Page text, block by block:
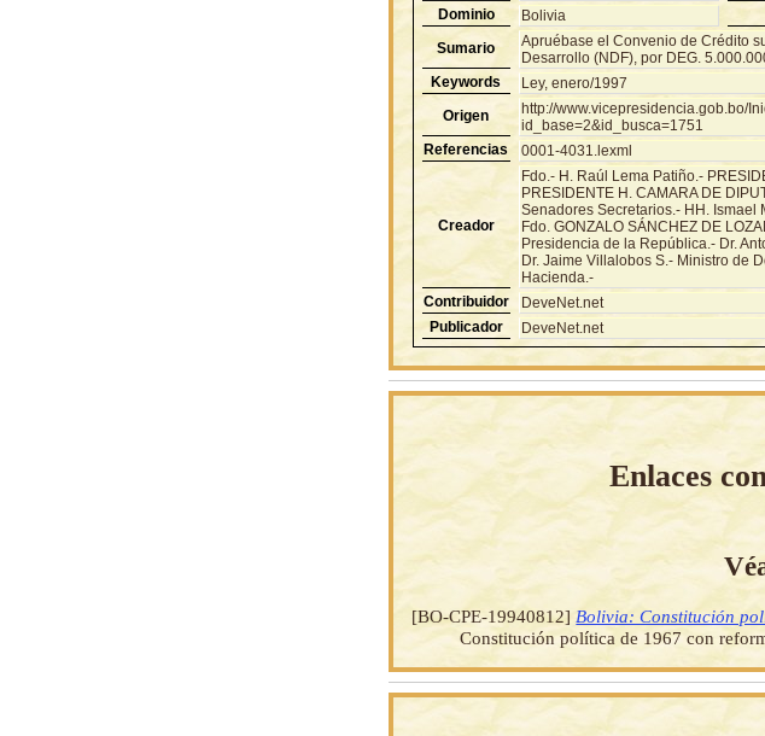
Dominio
Bolivia
Sumario
Apruébase el Convenio de Crédito
Desarrollo (NDF), por DEG.
Keywords
Ley, enero/1997
Origen
http://www.vicepresidencia.gob.bo/
id_base=2&id_busca=1751
Referencias
0001-4031.lexml
Creador
Fdo.- H. Raúl Lema Patiño.-
PRESIDENTE H. CAMARA DE
Senadores Secretarios.- HH. Ismael
Fdo. GONZALO SÁNCHEZ DE
Presidencia de la República.- Dr.
Dr. Jaime Villalobos S.- Ministro de
Hacienda.-
Contribuidor
DeveNet.net
Publicador
DeveNet.net
Enlaces
[BO-CPE-19940812] Bolivia: Constitución
Constitución política de 1967 con